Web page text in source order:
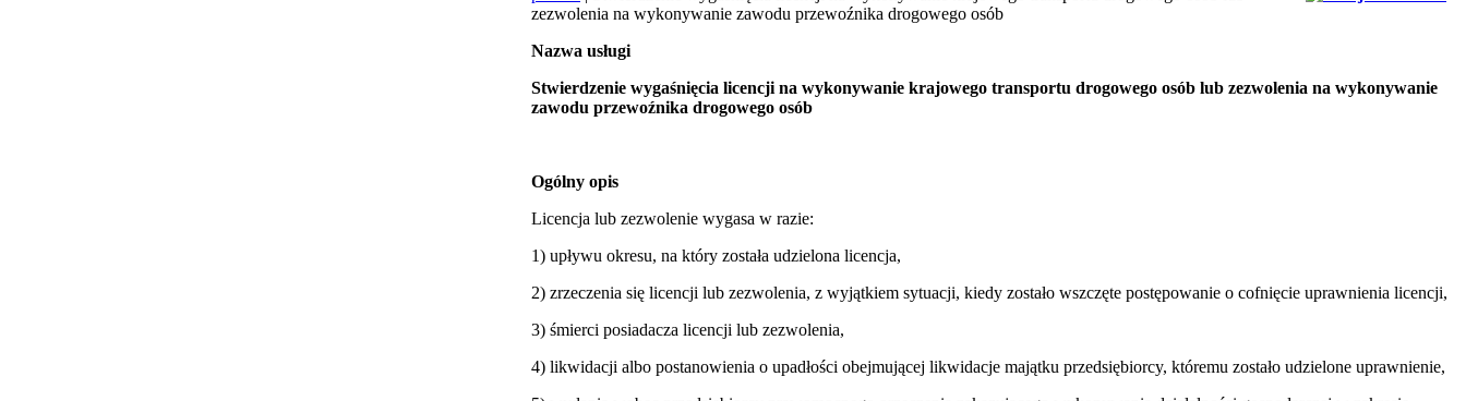
zezwolenia na wykonywanie zawodu przewoźnika drogowego osób
Nazwa usługi
Stwierdzenie wygaśnięcia licencji na wykonywanie krajowego transportu drogowego osób lub zezwolenia na wykonywanie
zawodu przewoźnika drogowego osób
Ogólny opis
Licencja lub zezwolenie wygasa w razie:
1) upływu okresu, na który została udzielona licencja,
2) zrzeczenia się licencji lub zezwolenia, z wyjątkiem sytuacji, kiedy zostało wszczęte postępowanie o cofnięcie uprawnienia licencji,
3) śmierci posiadacza licencji lub zezwolenia,
4) likwidacji albo postanowienia o upadłości obejmującej likwidacje majątku przedsiębiorcy, któremu zostało udzielone uprawnienie,